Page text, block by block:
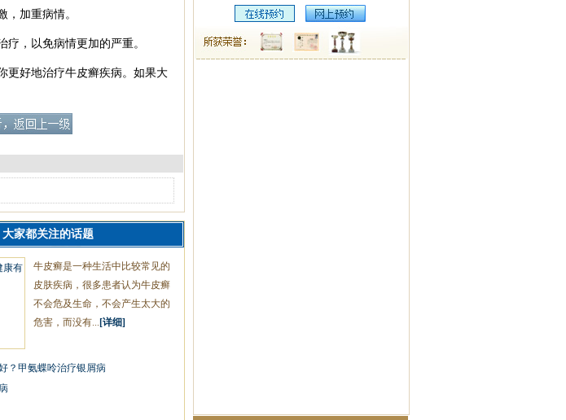
加重病情。
，以免病情更加的严重。
更好地治疗牛皮癣疾病。如果大
大家都关注的话题
牛皮癣是一种生活中比较常见的
皮肤疾病，很多患者认为牛皮癣
不会危及生命，不会产生太大的
危害，而没有... [详细]
？甲氨蝶呤治疗银屑病